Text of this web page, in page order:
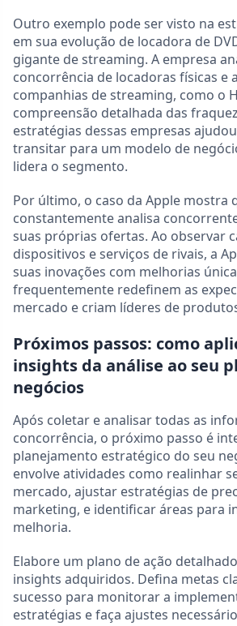
Outro exemplo pode ser visto na
em sua evolução de locadora de
gigante de streaming. A empresa
concorrência de locadoras físicas e
companhias de streaming, como o
compreensão detalhada das
estratégias dessas empresas
transitar para um modelo de
lidera o segmento.
Por último, o caso da Apple mostra
constantemente analisa
suas próprias ofertas. Ao observar
dispositivos e serviços de rivais, a
suas inovações com melhorias
frequentemente redefinem as
mercado e criam líderes de
Próximos passos: como
insights da análise ao seu
negócios
Após coletar e analisar todas as
concorrência, o próximo passo é
planejamento estratégico do seu
envolve atividades como realinhar
mercado, ajustar estratégias de
marketing, e identificar áreas para
melhoria.
Elabore um plano de ação
insights adquiridos. Defina metas
sucesso para monitorar a
estratégias e faça ajustes